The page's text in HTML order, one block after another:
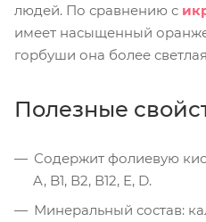
людей. По сравнению с
имеет насыщенный
горбуши она более
Полезные
Содержит фолиевую
A, B1, В2, В12, E, D.
Минеральный состав: